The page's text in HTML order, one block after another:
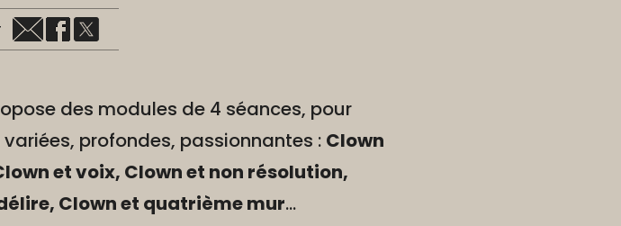
des modules de 4 séances, pour
profondes, passionnantes : Clown
et voix, Clown et non résolution,
Clown et quatrième mur...